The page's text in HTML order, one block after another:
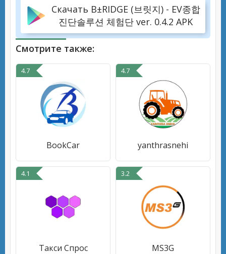
Скачать B±RIDGE (브릿지) - EV종합
진단솔루션 체험단 ver. 0.4.2 APK
Смотрите также:
4.7
BookCar
4.7
yanthrasnehi
4.1
Такси Спрос
3.2
MS3G